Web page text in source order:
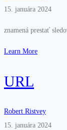
15. januára 2024
znamená prestať
Learn More
URL
Robert Ristvey
15. januára 2024